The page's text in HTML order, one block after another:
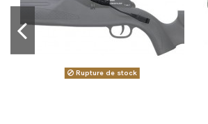
Rupture de stock